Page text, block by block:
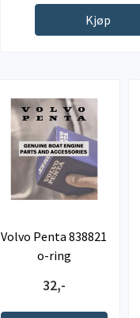
Kjøp
Volvo Penta 838821
o-ring
32,-